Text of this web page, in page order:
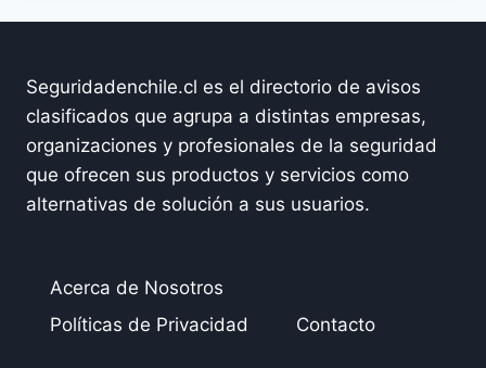
Seguridadenchile.cl es el directorio de avisos
clasificados que agrupa a distintas empresas,
organizaciones y profesionales de la seguridad
que ofrecen sus productos y servicios como
alternativas de solución a sus usuarios.
Acerca de Nosotros
Políticas de Privacidad
Contacto